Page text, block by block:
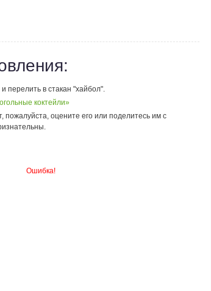
перелить в стакан "хайбол".
коктейли»
пожалуйста, оцените его или поделитесь им с
Ошибка!